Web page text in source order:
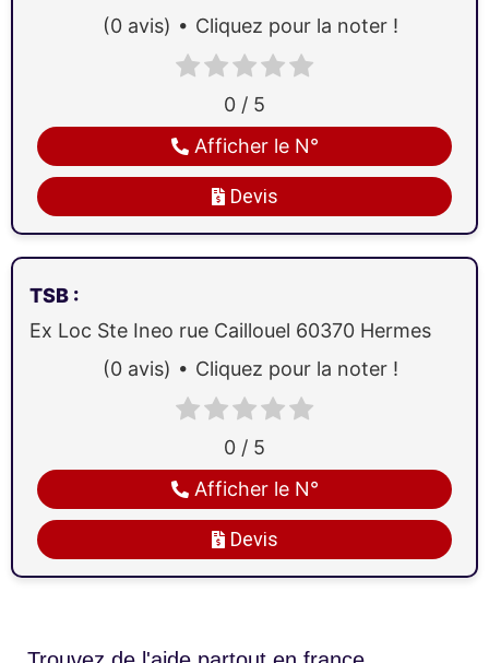
Devis
Afficher le N°
0 / 5
(0 avis) Cliquez pour la noter !
TSB :
Ex Loc Ste Ineo rue Caillouel 60370 Hermes
Devis
Afficher le N°
0 / 5
(0 avis) Cliquez pour la noter !